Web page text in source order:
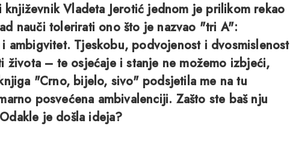
Vladeta Jerotić jednom je prilikom rekao
nauči tolerirati ono što je nazvao "tri A":
ambigvitet. Tjeskobu, podvojenost i dvosmislenost
života – te osjećaje i stanje ne možemo izbjeći,
"Crno, bijelo, sivo" podsjetila me na tu
posvećena ambivalenciji. Zašto ste baš nju
je došla ideja?